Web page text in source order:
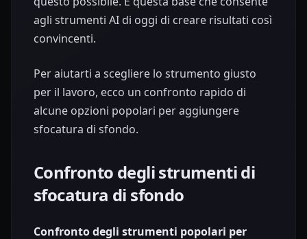
agli strumenti AI di oggi di creare risultati così
convincenti.
Per aiutarti a scegliere lo strumento giusto
per il lavoro, ecco un confronto rapido di
alcune opzioni popolari per aggiungere
sfocatura di sfondo.
Confronto degli strumenti di
sfocatura di sfondo
Confronto degli strumenti popolari per